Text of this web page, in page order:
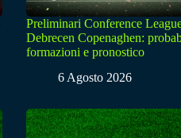
Preliminari Conference
Debrecen Copenaghen:
formazioni e pronostico
6 Agosto 2026